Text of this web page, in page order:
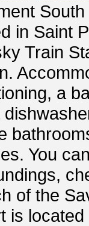
in Saint
Train
a
You
of the
is located